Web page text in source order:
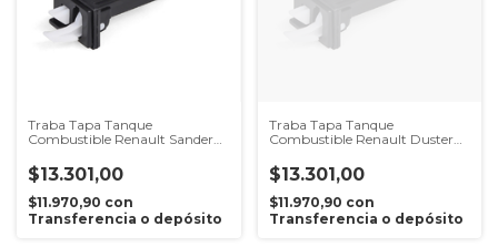
Traba Tapa Tanque
Combustible Renault Sandero
$13.301,00
$11.970,90 con
Transferencia o depósito
Traba Tapa Tanque
Combustible Renault Duster
$13.301,00
$11.970,90 con
Transferencia o depósito